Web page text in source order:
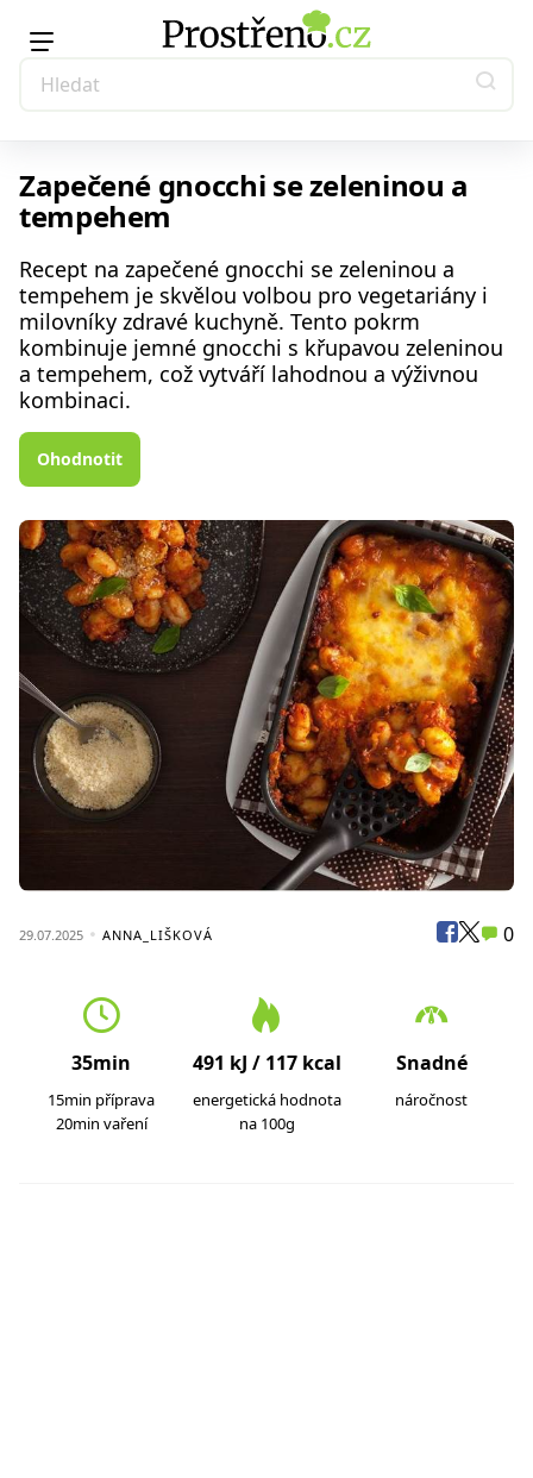
Zapečené gnocchi se zeleninou a
tempehem
Recept na zapečené gnocchi se zeleninou a
tempehem je skvělou volbou pro vegetariány i
milovníky zdravé kuchyně. Tento pokrm
kombinuje jemné gnocchi s křupavou zeleninou
a tempehem, což vytváří lahodnou a výživnou
kombinaci.
Ohodnotit
29.07.2025 ANNA_LIŠKOVÁ 0
35min
15min příprava
20min vaření
491 kJ / 117 kcal
energetická hodnota
na 100g
Snadné
náročnost